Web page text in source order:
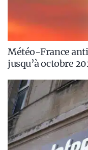
Météo-France
jusqu’à octobre